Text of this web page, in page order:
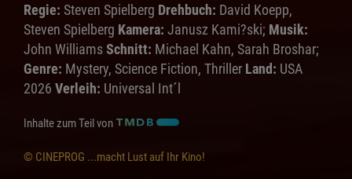
Regie: Steven Spielberg Drehbuch: David Koepp,
Steven Spielberg Kamera: Janusz Kami?ski; Musik:
John WilliamsSchnitt: Michael Kahn, Sarah Broshar;
Genre: Mystery, Science Fiction, Thriller Land: USA
2026 Verleih: Universal Int´l
Inhalte zum Teil von
© CINEPROG ...macht Lust auf Ihr Kino!